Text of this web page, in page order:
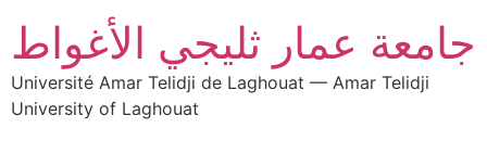
جامعة عمار ثليجي الأغواط
Université Amar Telidji de Laghouat — Amar Telidji
University of Laghouat